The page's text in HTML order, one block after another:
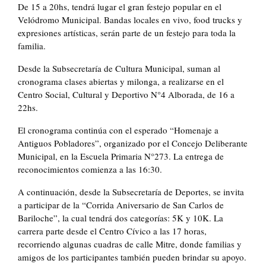
De 15 a 20hs, tendrá lugar el gran festejo popular en el
Velódromo Municipal. Bandas locales en vivo, food trucks y
expresiones artísticas, serán parte de un festejo para toda la
familia.
Desde la Subsecretaría de Cultura Municipal, suman al
cronograma clases abiertas y milonga, a realizarse en el
Centro Social, Cultural y Deportivo N°4 Alborada, de 16 a
22hs.
El cronograma continúa con el esperado “Homenaje a
Antiguos Pobladores”, organizado por el Concejo Deliberante
Municipal, en la Escuela Primaria N°273. La entrega de
reconocimientos comienza a las 16:30.
A continuación, desde la Subsecretaría de Deportes, se invita
a participar de la “Corrida Aniversario de San Carlos de
Bariloche”, la cual tendrá dos categorías: 5K y 10K. La
carrera parte desde el Centro Cívico a las 17 horas,
recorriendo algunas cuadras de calle Mitre, donde familias y
amigos de los participantes también pueden brindar su apoyo.